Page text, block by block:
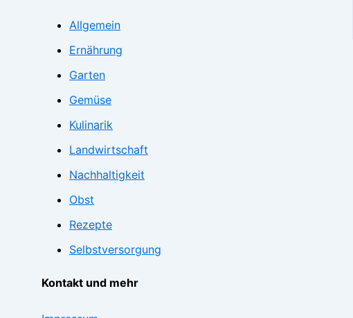
Allgemein
Ernährung
Garten
Gemüse
Kulinarik
Landwirtschaft
Nachhaltigkeit
Obst
Rezepte
Selbstversorgung
Kontakt und mehr